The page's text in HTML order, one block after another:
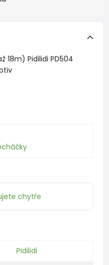
18m) Pidilidi PD504
chytře
Pidilidi